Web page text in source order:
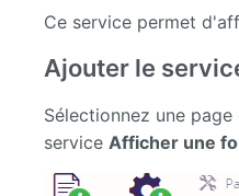
Ce service permet
Ajouter le
Sélectionnez une
service Afficher une